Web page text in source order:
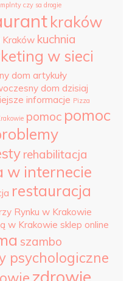
czy sa drogie
kraków
Kraków kuchnia
w sieci
dom artykuły
dom dzisiaj
informacje Pizza
pomoc pomoc
rehabilitacja
w internecie
restauracja
Rynku w Krakowie
w Krakowie sklep online
szambo
psychologiczne
zdrowie